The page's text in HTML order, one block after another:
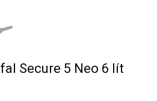
Secure 5 Neo 6 lít